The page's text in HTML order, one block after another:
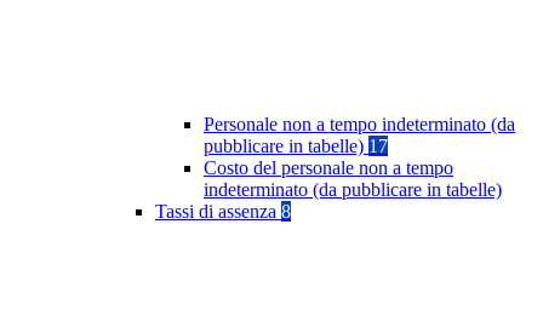
Personale non a tempo indeterminato (da
pubblicare in tabelle) 17
Costo del personale non a tempo
indeterminato (da pubblicare in tabelle)
Tassi di assenza 8